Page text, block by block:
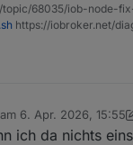
topic/68035/iob-node-
https://iobroker.net/
6. Apr. 2026, 15:55
von Dave69-CH
ich da nichts